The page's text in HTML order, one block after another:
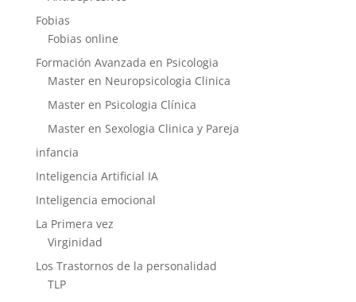
Fobias
Fobias online
Formación Avanzada en Psicologia
Master en Neuropsicologia Clinica
Master en Psicologia Clínica
Master en Sexologia Clinica y Pareja
infancia
Inteligencia Artificial IA
Inteligencia emocional
La Primera vez
Virginidad
Los Trastornos de la personalidad
TLP